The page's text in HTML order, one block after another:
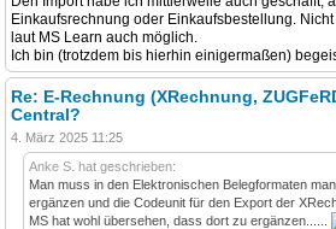
Einkaufsrechnung oder Einkaufsbestellung.
laut MS Learn auch möglich.
Ich bin (trotzdem bis hierhin einigermaßen)
Re: E-Rechnung (XRechnung,
Central?
4. März 2025 11:25
Anke S. hat geschrieben:
Man muss in den Elektronischen Belegformaten
ergänzen und die Codeunit für den Export der
MS hat wohl übersehen, dass dort zu ergänzen......